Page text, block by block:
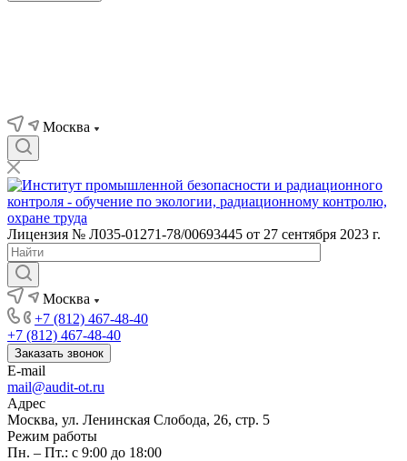
Москва
Лицензия № Л035-01271-78/00693445 от 27 сентября 2023 г.
Москва
+7 (812) 467-48-40
+7 (812) 467-48-40
Заказать звонок
E-mail
mail@audit-ot.ru
Адрес
Москва, ул. Ленинская Слобода, 26, стр. 5
Режим работы
Пн. – Пт.: с 9:00 до 18:00